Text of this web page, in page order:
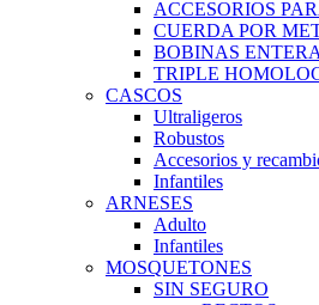
ACCESORIOS
CUERDA POR
BOBINAS
TRIPLE
CASCOS
Ultraligeros
Robustos
Accesorios y
Infantiles
ARNESES
Adulto
Infantiles
MOSQUETONES
SIN SEGURO